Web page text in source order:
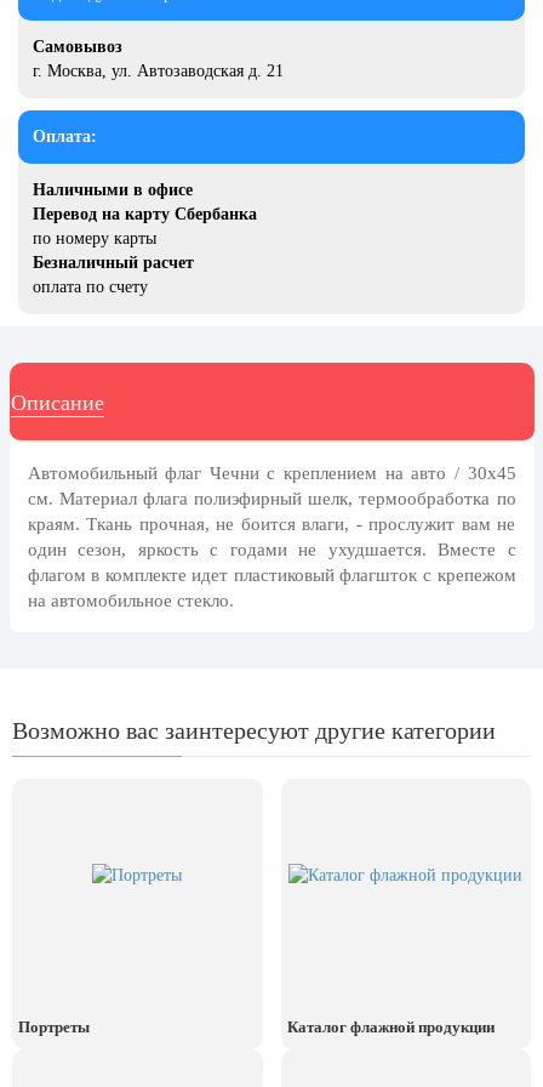
Новогоднее оформление
Рождество Христово
19 января, Крещение Господне
22 января, День дедушки
25 января, Татьянин день
14 февраля, День Святого
россиянах...
Масленица
Отечества
1 марта, День Бабушек
8 марта, Международный женский
день
27 марта, День театра
День геолога (первое воскресенье
Москвы
Самовывоз
г. Москва, ул. Автозаводская д. 21
Оплата:
Наличными в офисе
Перевод на карту Сбербанка
по номеру карты
Безналичный расчет
оплата по счету
Описание
Автомобильный флаг Чечни с креплением на авто / 30x45
см. Материал флага полиэфирный шелк, термообработка по
краям. Ткань прочная, не боится влаги, - прослужит вам не
один сезон, яркость с годами не ухудшается. Вместе с
флагом в комплекте идет пластиковый флагшток с крепежом
на автомобильное стекло.
Возможно вас заинтересуют другие категории
Портреты Каталог флажной продукции